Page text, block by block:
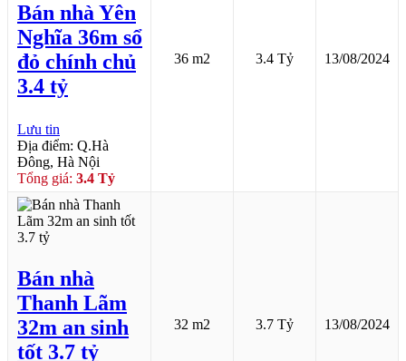
Bán nhà Yên
Nghĩa 36m sổ
đỏ chính chủ
3.4 tỷ
Lưu tin
Địa điểm: Q.Hà
Đông, Hà Nội
Tổng giá: 3.4 Tỷ
36 m2 3.4 Tỷ 13/08/2024
Bán nhà
Thanh Lãm
32m an sinh
tốt 3.7 tỷ
32 m2 3.7 Tỷ 13/08/2024